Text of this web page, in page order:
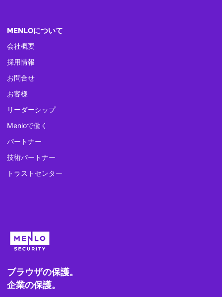
MENLOについて
会社概要
採用情報
お問合せ
お客様
リーダーシップ
Menloで働く
パートナー
技術パートナー
トラストセンター
ブラウザの保護。
企業の保護。